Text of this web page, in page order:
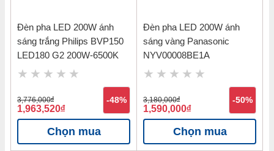
Đèn pha LED 200W ánh
sáng trắng Philips BVP150
LED180 G2 200W-6500K
3,776,000đ
1,963,520đ
-48%
Chọn mua
Đèn pha LED 200W ánh
sáng vàng Panasonic
NYV00008BE1A
3,180,000đ
1,590,000đ
-50%
Chọn mua